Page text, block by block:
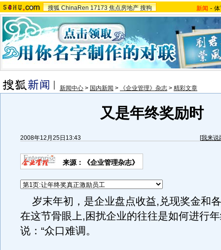
搜狐 ChinaRen 17173 焦点房地产 搜狗 新闻 -
新闻中心 > 国内新闻 > 《企业管理》杂志 > 精彩文章
又是年终奖励时
2008年12月25日13:43 [我来说
来源：《企业管理杂志》
岁末年初，是企业盘点收益,兑现奖金和
在这节骨眼上,困扰企业的往往是如何进行
说：“众口难调。